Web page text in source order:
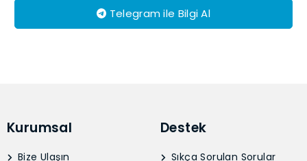
Telegram ile Bilgi Al
Kurumsal
Bize Ulaşın
Destek
Sıkça Sorulan Sorular